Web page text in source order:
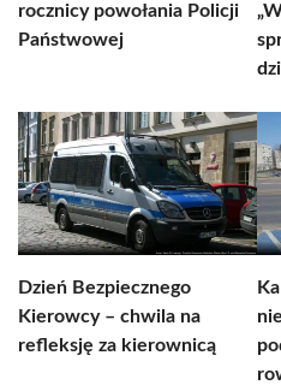
rocznicy powołania Policji
Państwowej
Dzień Bezpiecznego
Kierowcy – chwila na
refleksję za kierownicą